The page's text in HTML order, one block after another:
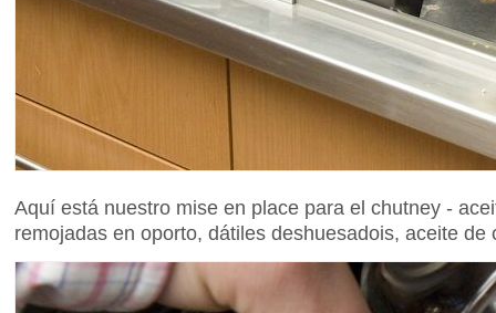
Aquí está nuestro mise en place para el chutney -
remojadas en oporto, dátiles deshuesadois, aceite